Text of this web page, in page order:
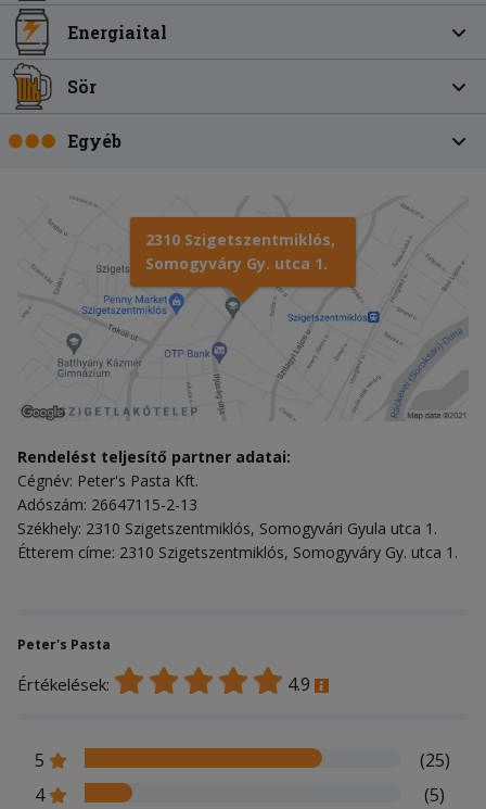
Energiaital
Sör
Egyéb
2310 Szigetszentmiklós,
Somogyváry Gy. utca 1.
Rendelést teljesítő partner adatai:
Cégnév: Peter's Pasta Kft.
Adószám: 26647115-2-13
Székhely: 2310 Szigetszentmiklós, Somogyvári Gyula utca 1.
Étterem címe: 2310 Szigetszentmiklós, Somogyváry Gy. utca 1.
Peter's Pasta
Értékelések: 4.9
5
(25)
4
(5)